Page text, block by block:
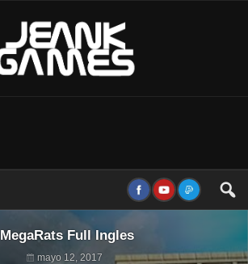
MegaRats Full Ingles
mayo 12, 2017